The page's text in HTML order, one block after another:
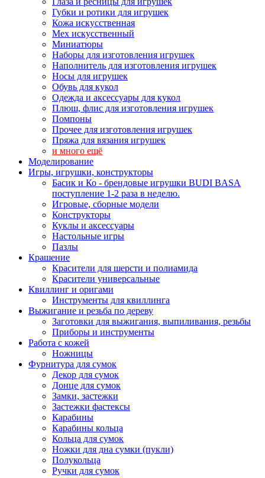
Губки и ротики для игрушек
Кожа искусственная
Мех искусственный
Миниатюры
Наборы для изготовления игрушек
Наполнитель для изготовления игрушек
Носы для игрушек
Обувь для кукол
Одежда и аксессуары для кукол
Плюш, флис для изготовления игрушек
Помпоны
Прочее для изготовления игрушек
Пряжа для вязания игрушек
и много ещё
Моделирование
Игры, игрушки, конструкторы
Басик и Ко - брендовые игрушки BUDI BASA
поступление 1-2 раза в неделю.
Игровые, сборные модели
Конструкторы
Куклы и аксессуары
Настольные игры
Пазлы
Крашение
Красители для шерсти и полиамида
Красители универсальные
Квиллинг и оригами
Инструменты для квиллинга
Выжигание и резьба по дереву
Заготовки для выжигания, выпиливания, резьбы
Приборы и инструменты
Работа с кожей
Ножницы
Фурнитура для сумок
Декор для сумок
Донце для сумок
Замки, застежки
Застежки фастексы
Карабины
Карабины кольца
Кольца для сумок
Ножки для дна сумки (пукли)
Полукольца
Ручки для сумок